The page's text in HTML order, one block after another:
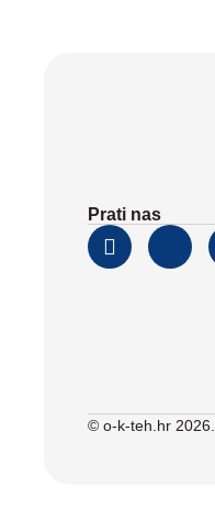
Prati nas
© o-k-teh.hr 2026.